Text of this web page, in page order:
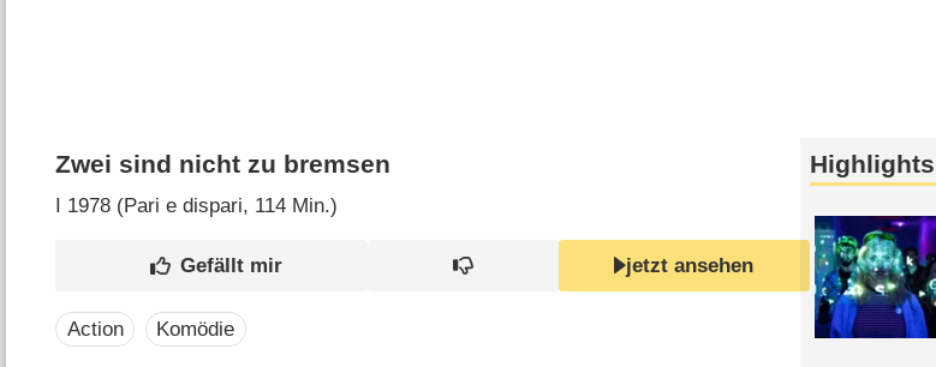
Zwei sind nicht zu bremsen
I 1978 (Pari e dispari‎, 114 Min.)
jetzt ansehen
Action Komödie
Highlights